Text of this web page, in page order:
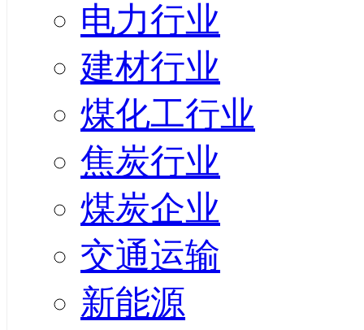
电力行业
建材行业
煤化工行业
焦炭行业
煤炭企业
交通运输
新能源